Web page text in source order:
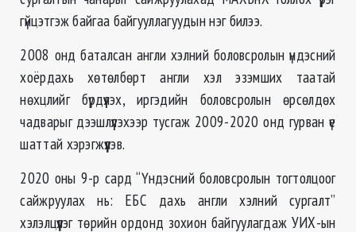
гүйцэтгэж байгаа байгууллагуудын нэг билээ.
2008 онд баталсан англи хэлний боловсролын үндэсний
хоёрдахь хөтөлбөрт англи хэл эзэмших таатай
нөхцлийг бүрдүүлэх, иргэдийн боловсролын өрсөлдөх
чадварыг дээшлүүлэхээр тусгаж 2009-2020 онд гурван үе
шаттай хэрэгжүүлэв.
2020 оны 9-р сард “Үндэсний боловсролын тогтолцоог
сайжруулах нь: ЕБС дахь англи хэлний сургалт”
хэлэлцүүлэг төрийн ордонд зохион байгуулагдаж УИХ-ын